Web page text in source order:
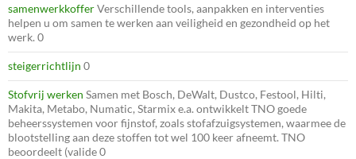
samenwerkkofferVerschillende tools, aanpakken en interventies
helpen u om samen te werken aan veiligheid en gezondheid op het
werk. 0
steigerrichtlijn 0
Stofvrij werken Samen met Bosch, DeWalt, Dustco, Festool, Hilti,
Makita, Metabo, Numatic, Starmix e.a. ontwikkelt TNO goede
beheerssystemen voor fijnstof, zoals stofafzuigsystemen, waarmee de
blootstelling aan deze stoffen tot wel 100 keer afneemt. TNO
beoordeelt (valide 0